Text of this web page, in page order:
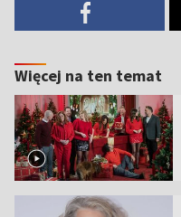
Więcej na ten temat